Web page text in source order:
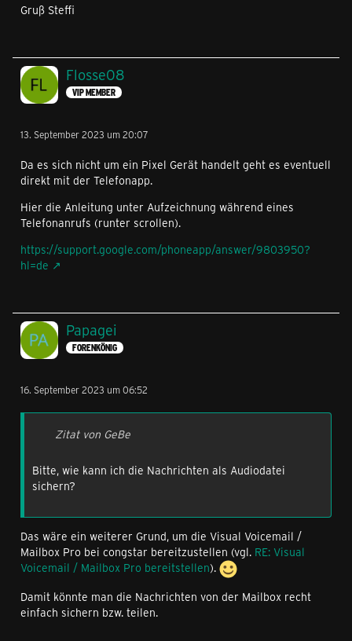
Gruß Steffi
Flosse08
VIP MEMBER
13. September 2023 um 20:07
Da es sich nicht um ein Pixel Gerät handelt geht es eventuell
direkt mit der Telefonapp.
Hier die Anleitung unter Aufzeichnung während eines
Telefonanrufs (runter scrollen).
https://support.google.com/phoneapp/answer/9803950?
hl=de
Papagei
FORENKÖNIG
16. September 2023 um 06:52
Zitat von GeBe
Bitte, wie kann ich die Nachrichten als Audiodatei
sichern?
Das wäre ein weiterer Grund, um die Visual Voicemail /
Mailbox Pro bei congstar bereitzustellen (vgl. RE: Visual
Voicemail / Mailbox Pro bereitstellen).
Damit könnte man die Nachrichten von der Mailbox recht
einfach sichern bzw. teilen.